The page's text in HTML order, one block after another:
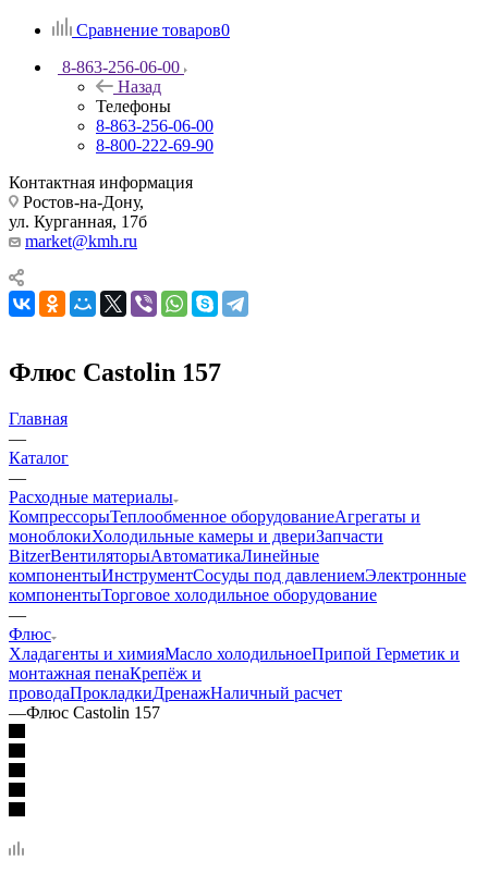
Сравнение товаров0
8-863-256-06-00
Назад
Телефоны
8-863-256-06-00
8-800-222-69-90
Контактная информация
Ростов-на-Дону,
ул. Курганная, 17б
market@kmh.ru
Флюс Castolin 157
Главная
—
Каталог
—
Расходные материалы
КомпрессорыТеплообменное оборудованиеАгрегаты и
моноблокиХолодильные камеры и двериЗапчасти
BitzerВентиляторыАвтоматикаЛинейные
компонентыИнструментСосуды под давлениемЭлектронные
компонентыТорговое холодильное оборудование
—
Флюс
Хладагенты и химияМасло холодильноеПрипой Герметик и
монтажная пенаКрепёж и
проводаПрокладкиДренажНаличный расчет
—Флюс Castolin 157